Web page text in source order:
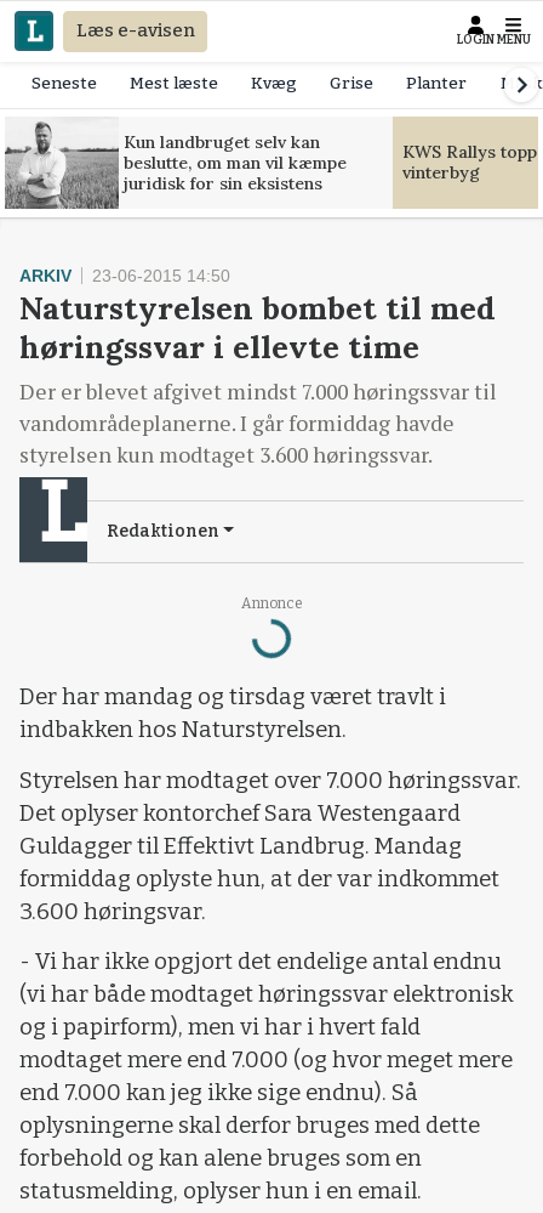
Læs e-avisen LOGIN MENU
Seneste Mest læste Kvæg Grise Planter
Kun landbruget selv kan
beslutte, om man vil kæmpe
juridisk for sin eksistens
KWS Rallys
vinterbyg
Annonce
Loading...
ARKIV 23-06-2015 14:50
Naturstyrelsen bombet til med
høringssvar i ellevte time
Der er blevet afgivet mindst 7.000 høringssvar til
vandområdeplanerne. I går formiddag havde
styrelsen kun modtaget 3.600 høringssvar.
Redaktionen
Der har mandag og tirsdag været travlt i
indbakken hos Naturstyrelsen.
Styrelsen har modtaget over 7.000 høringssvar.
Det oplyser kontorchef Sara Westengaard
Guldagger til Effektivt Landbrug. Mandag
formiddag oplyste hun, at der var indkommet
3.600 høringsvar.
- Vi har ikke opgjort det endelige antal endnu
(vi har både modtaget høringssvar elektronisk
og i papirform), men vi har i hvert fald
modtaget mere end 7.000 (og hvor meget mere
end 7.000 kan jeg ikke sige endnu). Så
oplysningerne skal derfor bruges med dette
forbehold og kan alene bruges som en
statusmelding, oplyser hun i en email.